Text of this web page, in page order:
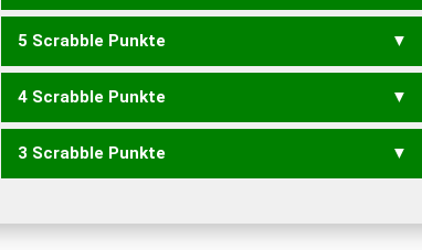
EGOS GOSE GOTE SOGE
TOSTE TOTES
5 Scrabble Punkte
EGO GEO SOG GEST
TOST
TOTE
4 Scrabble Punkte
EOS GES OST TOS TOT
3 Scrabble Punkte